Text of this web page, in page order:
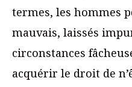
termes, les hommes
mauvais, laissés
circonstances
acquérir le droit de